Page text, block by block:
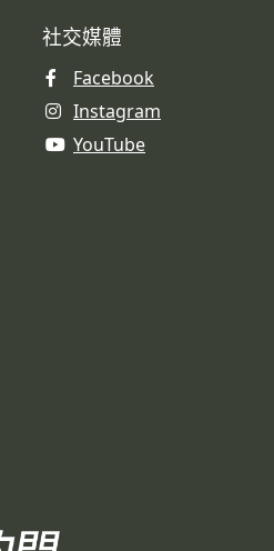
社交媒體
Facebook
Instagram
YouTube